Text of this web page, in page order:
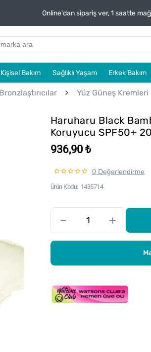
Online'dan sipariş ver, 1 saatte
Kişisel Bakım Sağlıklı Yaşam Erkek Bakım
Yüz Güneş Kremleri
Haruharu Black
Koruyucu SPF50+
936,90 ₺
0 Değerlendirme
Ürün Kodu 1435714
– +